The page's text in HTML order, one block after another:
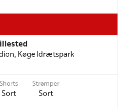
Køge Idrætspark
Shorts
Sort
Strømper
Sort